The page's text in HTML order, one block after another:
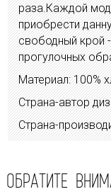
раза.Каждой
приобрести
свободный крой
прогулочных
Материал: 100%
Страна-автор
Страна-
ОБРАТИТЕ